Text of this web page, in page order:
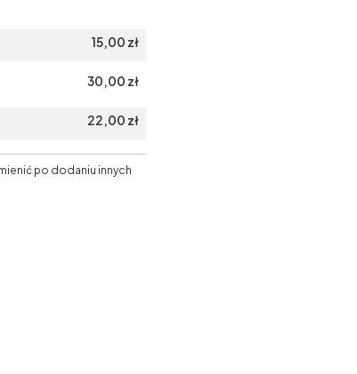
15,00 zł
30,00 zł
22,00 zł
po dodaniu innych